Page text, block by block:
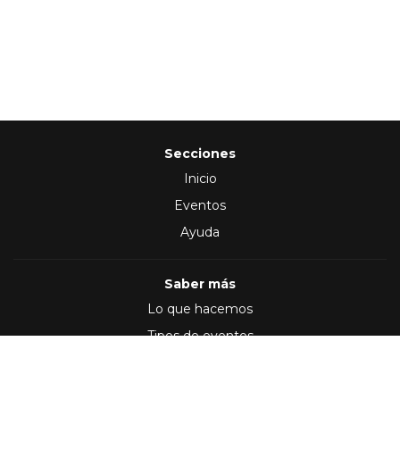
Secciones
Inicio
Eventos
Ayuda
Saber más
Lo que hacemos
Tipos de eventos